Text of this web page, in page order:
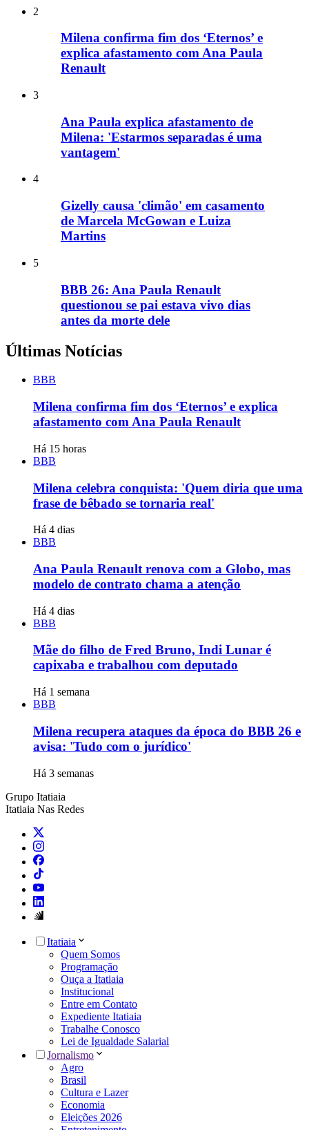
2
Milena confirma fim dos ‘Eternos’ e
explica afastamento com Ana Paula
Renault
3
Ana Paula explica afastamento de
Milena: 'Estarmos separadas é uma
vantagem'
4
Gizelly causa 'climão' em casamento
de Marcela McGowan e Luiza
Martins
5
BBB 26: Ana Paula Renault
questionou se pai estava vivo dias
antes da morte dele
Últimas Notícias
BBB
Milena confirma fim dos ‘Eternos’ e explica
afastamento com Ana Paula Renault
Há 15 horas
BBB
Milena celebra conquista: 'Quem diria que uma
frase de bêbado se tornaria real'
Há 4 dias
BBB
Ana Paula Renault renova com a Globo, mas
modelo de contrato chama a atenção
Há 4 dias
BBB
Mãe do filho de Fred Bruno, Indi Lunar é
capixaba e trabalhou com deputado
Há 1 semana
BBB
Milena recupera ataques da época do BBB 26 e
avisa: 'Tudo com o jurídico'
Há 3 semanas
Grupo Itatiaia
Itatiaia Nas Redes
Itatiaia
Quem Somos
Programação
Ouça a Itatiaia
Institucional
Entre em Contato
Expediente Itatiaia
Trabalhe Conosco
Lei de Igualdade Salarial
Jornalismo
Agro
Brasil
Cultura e Lazer
Economia
Eleições 2026